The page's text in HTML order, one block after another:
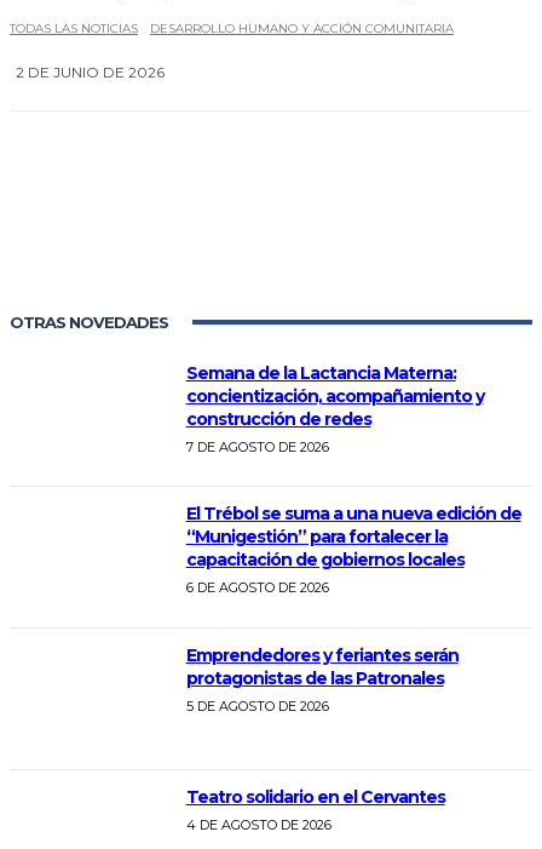
TODAS LAS NOTICIAS DESARROLLO HUMANO Y ACCIÓN COMUNITARIA
2 DE JUNIO DE 2026
OTRAS NOVEDADES
Semana de la Lactancia Materna:
concientización, acompañamiento y
construcción de redes
7 DE AGOSTO DE 2026
El Trébol se suma a una nueva edición de
“Munigestión” para fortalecer la
capacitación de gobiernos locales
6 DE AGOSTO DE 2026
Emprendedores y feriantes serán
protagonistas de las Patronales
5 DE AGOSTO DE 2026
Teatro solidario en el Cervantes
4 DE AGOSTO DE 2026